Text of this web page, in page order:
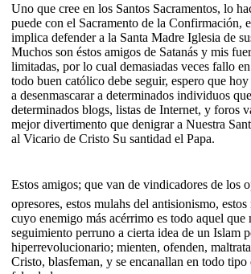
Uno que cree en los Santos Sacramentos, lo
puede con el Sacramento de la Confirmación,
implica defender a la Santa Madre Iglesia de
Muchos son éstos amigos de Satanás y mis
limitadas, por lo cual demasiadas veces fallo
todo buen católico debe seguir, espero que
a desenmascarar a determinados individuos
determinados blogs, listas de Internet, y foros
mejor divertimento que denigrar a Nuestra
al Vicario de Cristo Su santidad el Papa.
Estos amigos; que van de vindicadores de los
opresores, estos mulahs del antisionismo,
cuyo enemigo más acérrimo es todo aquel que
seguimiento perruno a cierta idea de un Islam
hiperrevolucionario; mienten, ofenden,
Cristo, blasfeman, y se encanallan en todo